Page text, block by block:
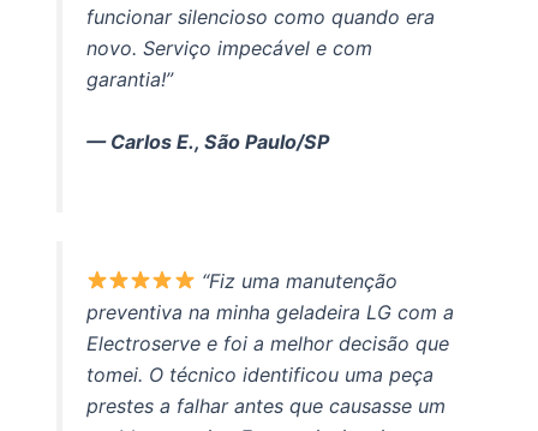
funcionar silencioso como quando era
novo. Serviço impecável e com
garantia!”
— Carlos E., São Paulo/SP
“Fiz uma manutenção
preventiva na minha geladeira LG com a
Electroserve e foi a melhor decisão que
tomei. O técnico identificou uma peça
prestes a falhar antes que causasse um